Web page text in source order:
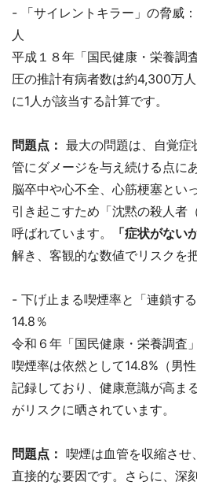
- 「サイレントキラー」の脅威
人
平成１８年「国民健康・栄養調
圧の推計有病者数は約4,300万
に1人が該当する計算です。
問題点： 最大の問題は、自覚症
管にダメージを与え続ける点に
脳卒中や心不全、心筋梗塞とい
引き起こすため「沈黙の殺人者
呼ばれています。
「症状がない
解き、客観的な数値でリスクを
- 下げ止まる喫煙率と「連鎖す
14.8％
令和６年「国民健康・栄養調査
喫煙率は依然として14.8%（男
記録しており、健康意識が高ま
がリスクに晒されています。
問題点： 喫煙は血管を収縮させ
直接的な要因です。さらに、深